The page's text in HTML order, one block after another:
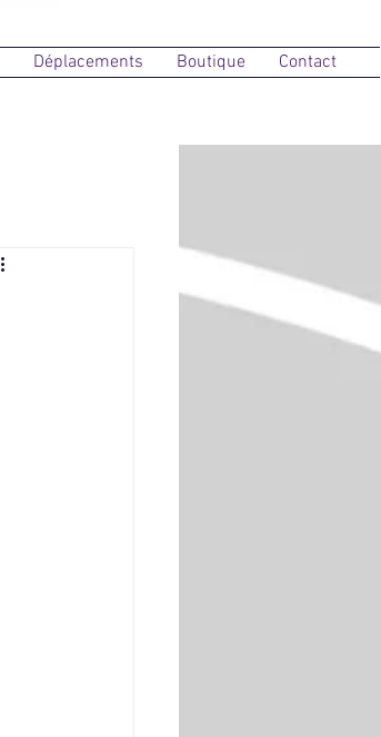
Déplacements Boutique Contact